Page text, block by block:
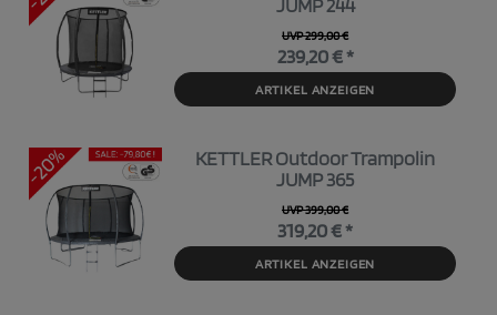
JUMP 244
UVP 299,00 €
239,20 € *
ARTIKEL ANZEIGEN
KETTLER Outdoor Trampolin
JUMP 365
UVP 399,00 €
319,20 € *
ARTIKEL ANZEIGEN